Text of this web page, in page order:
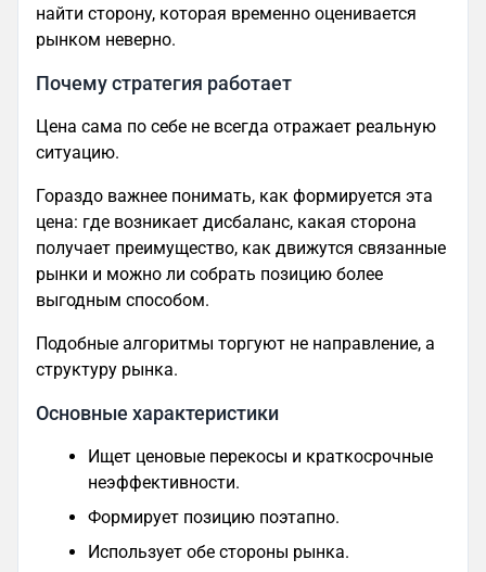
найти сторону, которая временно оценивается
рынком неверно.
Почему стратегия работает
Цена сама по себе не всегда отражает реальную
ситуацию.
Гораздо важнее понимать, как формируется эта
цена: где возникает дисбаланс, какая сторона
получает преимущество, как движутся связанные
рынки и можно ли собрать позицию более
выгодным способом.
Подобные алгоритмы торгуют не направление, а
структуру рынка.
Основные характеристики
Ищет ценовые перекосы и краткосрочные
неэффективности.
Формирует позицию поэтапно.
Использует обе стороны рынка.